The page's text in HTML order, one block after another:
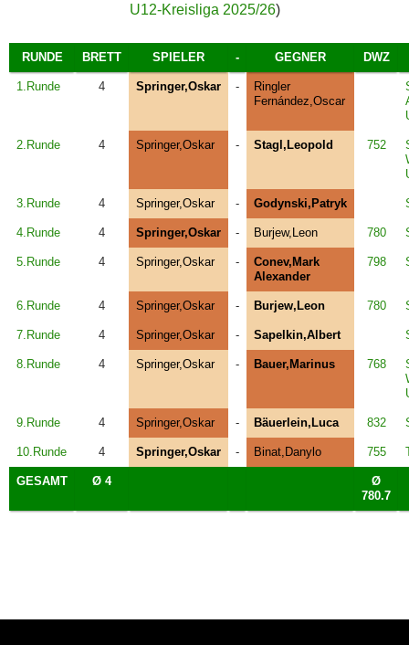
U12-Kreisliga 2025/26)
RUNDE BRETT SPIELER - GEGNER DWZ
1.Runde 4 Springer,Oskar -
Ringler
Fernández,Oscar
2.Runde 4 Springer,Oskar - Stagl,Leopold 752
3.Runde 4 Springer,Oskar - Godynski,Patryk
4.Runde 4 Springer,Oskar - Burjew,Leon 780
5.Runde 4 Springer,Oskar -
Conev,Mark
Alexander
798
6.Runde 4 Springer,Oskar - Burjew,Leon 780
7.Runde 4 Springer,Oskar - Sapelkin,Albert
8.Runde 4 Springer,Oskar - Bauer,Marinus 768
9.Runde 4 Springer,Oskar - Bäuerlein,Luca 832
10.Runde 4 Springer,Oskar - Binat,Danylo 755
GESAMT Ø 4
Ø
780.7